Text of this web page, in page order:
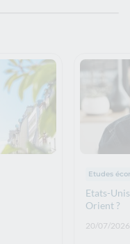
Etudes
Etats-
Orient ?
Date de
20/07/2026